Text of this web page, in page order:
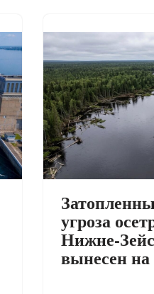
угроза
Нижне-
вынесен на